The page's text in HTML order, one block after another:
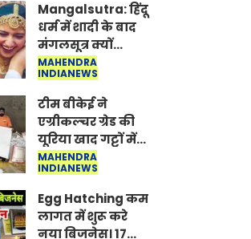
Mangalsutra: हिंदू
धर्म में शादी के बाद
मंगलसूत्र क्यों
पहनती है महिलाएं,
किसने शुरु की ये
परंपरा
MAHENDRA
INDIANEWS
टीम बीकेई ने
एग्रीकल्चर ग्रेड की
यूरिया खाद गट्टों में
बदलकर टेक्निकल
ग्रेड में बेचने वालों पर
करवाई कार्रवाई:
लखविंदर सिंह
औलख
MAHENDRA
INDIANEWS
Egg Hatching कम
लागत में शुरू करे
नया बिजनेस। 17